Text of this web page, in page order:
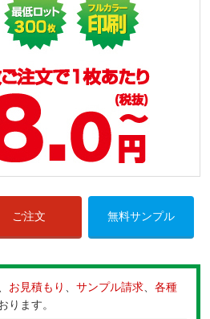
ご注文 無料サンプル
お見積もり サンプル請求
各種
ります。